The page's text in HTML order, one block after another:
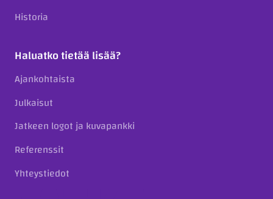
Historia
Haluatko tietää lisää?
Ajankohtaista
Julkaisut
Jatkeen logot ja kuvapankki
Referenssit
Yhteystiedot